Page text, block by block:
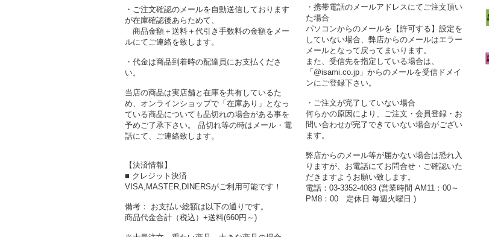
・ご注文確認のメールを自動送信しております
が在庫確認後あらためて、
商品金額＋送料＋代引き手数料の金額をメー
ルにてご連絡を致します。
・代金は商品到着時の配達員にお支払くださ
い。
当店の商品は実店舗と在庫を共有しているた
め、オンラインショップで「在庫あり」となっ
ている商品についても品切れの場合がある事を
予めご了承下さい。 品切れ等の時はメール・電
話にて、ご連絡致します。
【決済情報】
■ クレジット決済
VISA,MASTER,DINERSがご利用可能です！
備考： お支払い総額は以下の通りです。
商品代金合計（税込）+送料(660円～)
・携帯電話のメールアドレスにてご注文頂い
た場合
パソコンからのメールを【許可する】設定を
していない場合、弊店からのメールはエラー
メールとなって戻ってまいります。
また、受信先を指定している場合は、
「@isami.co.jp」からのメールを受信ドメイ
ンにご登録下さい。
・ご注文が完了していない場合
何らかの原因により、ご注文・会員登録・お
問い合わせが完了できていない場合がござい
ます。
弊店からのメール等が届かない場合は恐れ入
りますが、お電話にてお問合せ・ご確認いた
だきますようお願い致します。
電話：03-3352-4083 (営業時間 AM11：00～
PM8：00 定休日 毎週火曜日 )